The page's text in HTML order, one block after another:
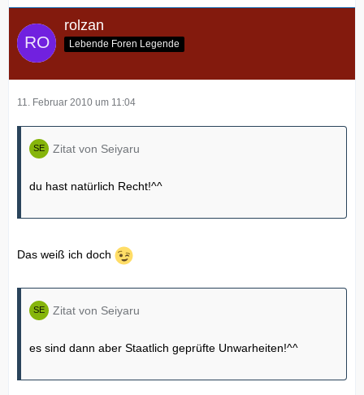
rolzan
Lebende Foren Legende
11. Februar 2010 um 11:04
Zitat von Seiyaru
du hast natürlich Recht!^^
Das weiß ich doch
Zitat von Seiyaru
es sind dann aber Staatlich geprüfte Unwarheiten!^^